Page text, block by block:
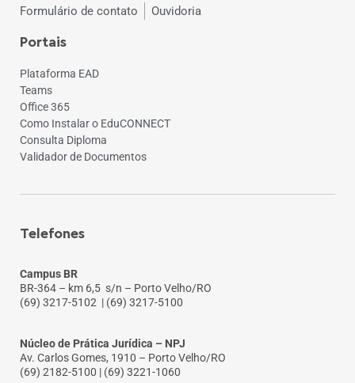
Formulário de contato Ouvidoria
Portais
Plataforma EAD
Teams
Office 365
Como Instalar o EduCONNECT
Consulta Diploma
Validador de Documentos
Telefones
Campus BR
BR-364 – km 6,5 s/n – Porto Velho/RO
(69) 3217-5102 | (69) 3217-5100
Núcleo de Prática Jurídica – NPJ
Av. Carlos Gomes, 1910 – Porto Velho/RO
(69) 2182-5100 | (69) 3221-1060